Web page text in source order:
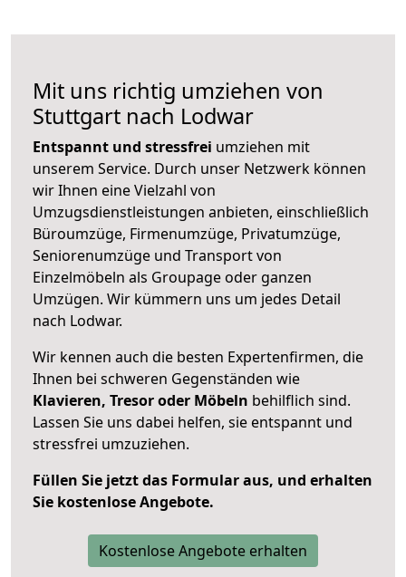
Mit uns richtig umziehen von
Stuttgart nach Lodwar
Entspannt und stressfrei umziehen mit
unserem Service. Durch unser Netzwerk können
wir Ihnen eine Vielzahl von
Umzugsdienstleistungen anbieten, einschließlich
Büroumzüge, Firmenumzüge, Privatumzüge,
Seniorenumzüge und Transport von
Einzelmöbeln als Groupage oder ganzen
Umzügen. Wir kümmern uns um jedes Detail
nach Lodwar.
Wir kennen auch die besten Expertenfirmen, die
Ihnen bei schweren Gegenständen wie
Klavieren, Tresor oder Möbeln behilflich sind.
Lassen Sie uns dabei helfen, sie entspannt und
stressfrei umzuziehen.
Füllen Sie jetzt das Formular aus, und erhalten
Sie kostenlose Angebote.
Kostenlose Angebote erhalten